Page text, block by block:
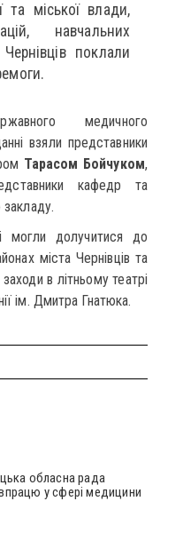
та міської влади,
навчальних
поклали
медичного
взяли представники
Тарасом Бойчуком,
кафедр та
закладу.
могли долучитися до
міста Чернівців та
в літньому театрі
ім. Дмитра Гнатюка.
обласна рада
у сфері медицини